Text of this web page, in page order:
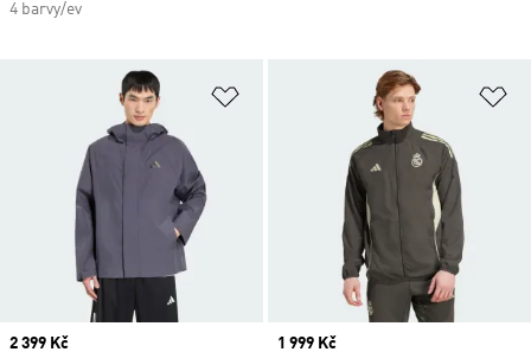
4 barvy/ev
Přidat do seznamu přání
Price
2 399 Kč
Price
1 999 Kč